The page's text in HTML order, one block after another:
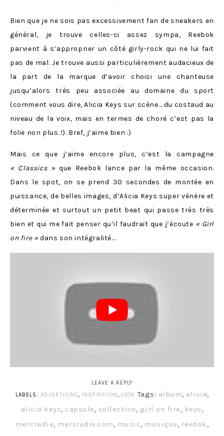
Bien que je ne sois pas excessivement fan de sneakers en
général, je trouve celles-ci assez sympa, Reebok
parvient à s’approprier un côté girly-rock qui ne lui fait
pas de mal. Je trouve aussi particulièrement audacieux de
la part de la marque d’avoir choisi une chanteuse
jusqu’alors très peu associée au domaine du sport
(comment vous dire, Alicia Keys sur scène… du costaud au
niveau de la voix, mais en termes de choré c’est pas la
folie non plus..!). Bref, j’aime bien :)
Mais ce que j’aime encore plus, c’est la campagne
« Classics » que Reebok lance par la même occasion.
Dans le spot, on se prend 30 secondes de montée en
puissance, de belles images, d’Alicia Keys super vénère et
déterminée et surtout un petit beat qui passe très très
bien et qui me fait penser qu’il faudrait que j’écoute « Girl
on fire » dans son intégralité…
LEAVE A REPLY
LABELS: ADVERTISING, INSPIRATION , LOOK Tags: album, alicia,
alicia keys, capsule, collection, girl on fire, keys,
mercredie, mercredie.com, music, musique, reebok,